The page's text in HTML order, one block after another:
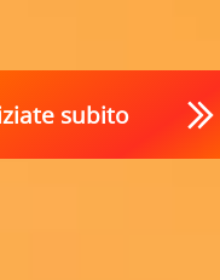
subito